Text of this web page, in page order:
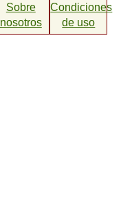
Sobre
nosotros
Condiciones
de uso